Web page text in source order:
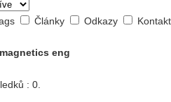
Články Odkazy
eng
: 0.